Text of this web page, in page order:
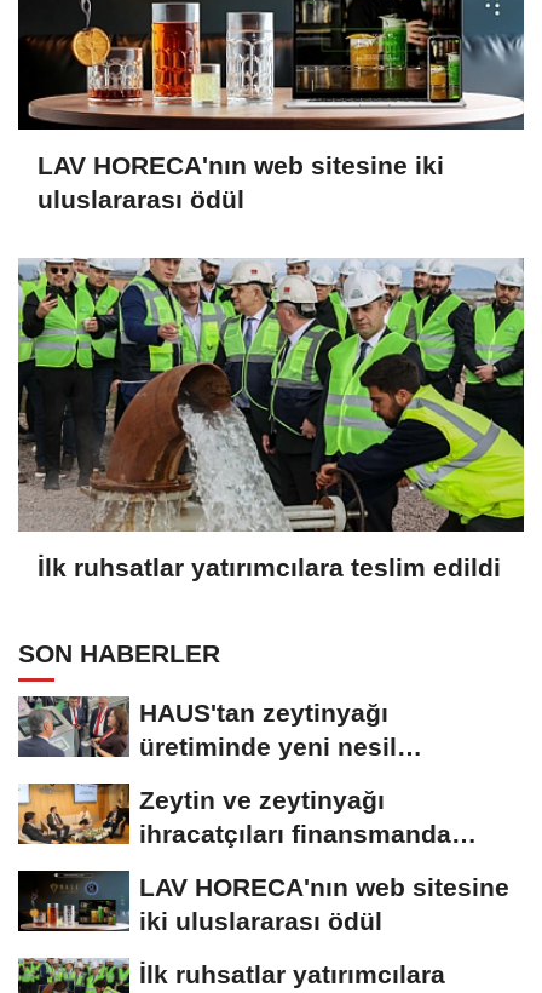
LAV HORECA'nın web sitesine iki
uluslararası ödül
İlk ruhsatlar yatırımcılara teslim edildi
SON HABERLER
HAUS'tan zeytinyağı
üretiminde yeni nesil
Zeytin ve zeytinyağı
ihracatçıları finansmanda
LAV HORECA'nın web sitesine
iki uluslararası ödül
İlk ruhsatlar yatırımcılara